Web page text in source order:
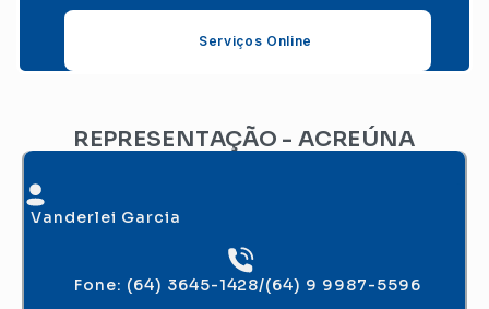
Serviços Online
REPRESENTAÇÃO - ACREÚNA
Vanderlei Garcia
Fone: (64) 3645-1428/(64) 9 9987-5596